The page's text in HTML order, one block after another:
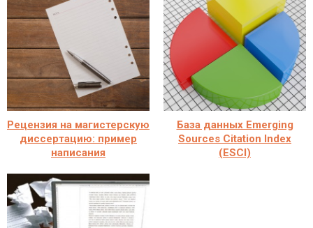
Рецензия на магистерскую
диссертацию: пример
написания
База данных Emerging
Sources Citation Index
(ESCI)